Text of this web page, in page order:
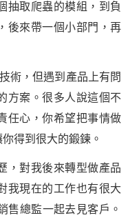
抽取爬蟲的模組，到負
後來帶一個小部門，再
術，但遇到產品上有問
方案。很多人說這個不
任心，你希望把事情做
得到很大的鍛鍊。
，對我後來轉型做產品
我現在的工作也有很大
售總監一起去見客戶。